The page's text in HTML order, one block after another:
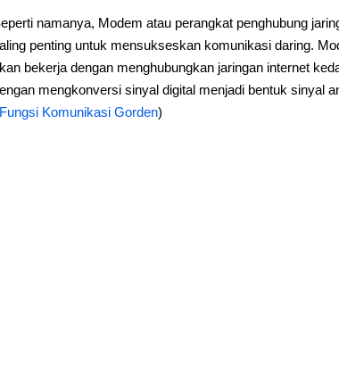
namanya, Modem atau perangkat penghubung
penting untuk mensukseskan komunikasi daring.
bekerja dengan menghubungkan jaringan internet
mengkonversi sinyal digital menjadi bentuk sinyal
Komunikasi Gorden)